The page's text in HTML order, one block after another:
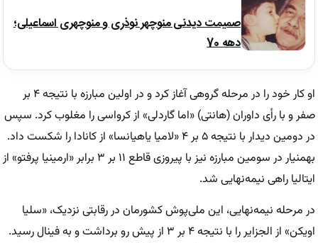
صمیمت دیدنی منوچهر نوذری و منوچهری اسماعیلی؛
دهه 70
او کار خود را در مرحله گروهی آغاز کرد و در اولین مبارزه با نتیجه ۴ بر
صفر و با رأی داوران (هانتی) «اما گاردلی» از کرواسی را مغلوب کرد. سپس
در دومین دیدار با نتیجه ۵ بر ۴ «لامیا یاهیانسا» از کانادا را شکست داد.
بهمنیار در سومین مبارزه نیز با پیروزی قاطع ۱۱ بر ۳ برابر «ارمینیا پرفتو» از
ایتالیا راهی نیمه‌نهایی شد.
در مرحله نیمه‌نهایی، این ملی‌پوش کشورمان در رقابتی نزدیک، «سلیا
اویکن» از الجزایر را با نتیجه ۴ بر ۳ از پیش رو برداشت و به فینال رسید.